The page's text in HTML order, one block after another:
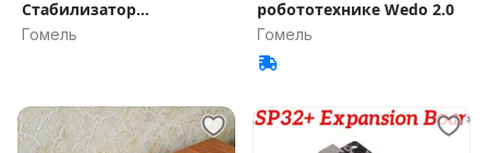
Стабилизатор
напряжения
Гомель
робототехникe Wedo 2.0
Гомель